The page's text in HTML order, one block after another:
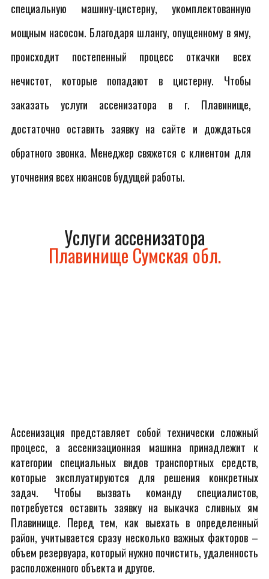
специальную машину-цистерну, укомплектованную
мощным насосом. Благодаря шлангу, опущенному в яму,
происходит постепенный процесс откачки всех
нечистот, которые попадают в цистерну. Чтобы
заказать услуги ассенизатора в г. Плавинище,
достаточно оставить заявку на сайте и дождаться
обратного звонка. Менеджер свяжется с клиентом для
уточнения всех нюансов будущей работы.
Услуги ассенизатора
Плавинище Сумская обл.
Ассенизация представляет собой технически сложный
процесс, а ассенизационная машина принадлежит к
категории специальных видов транспортных средств,
которые эксплуатируются для решения конкретных
задач. Чтобы вызвать команду специалистов,
потребуется оставить заявку на выкачка сливных ям
Плавинище. Перед тем, как выехать в определенный
район, учитывается сразу несколько важных факторов –
объем резервуара, который нужно почистить, удаленность
расположенного объекта и другое.